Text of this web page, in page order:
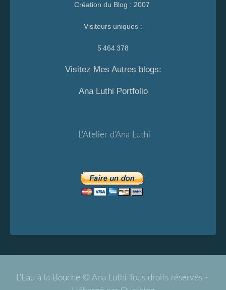
Création du Blog : 2007
Visiteurs uniques :
5 464 378
Visitez Mes Autres blogs:
Ana Luthi Portfolio
L'Atelier d'Ana Luthi
L'Eau à la Bouche © Ana Luthi Tous droits réservés -